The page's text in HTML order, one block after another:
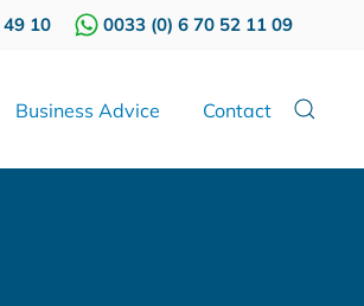
49 10 0033 (0) 6 70 52 11 09
Business Advice Contact